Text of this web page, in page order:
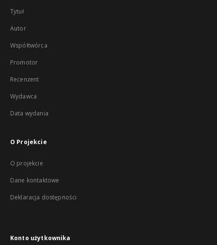
Tytuł
Autor
Współtwórca
Promotor
Recenzent
Wydawca
Data wydania
O Projekcie
O projekcie
Dane kontaktowe
Deklaracja dostępności
Konto użytkownika